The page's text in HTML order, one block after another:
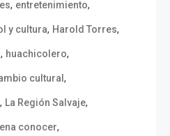
, entretenimiento,
y cultura, Harold Torres,
, huachicolero,
cultural ,
, La Región Salvaje,
conocer,